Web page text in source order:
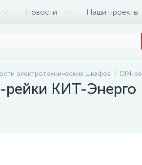
Новости Наши проекты
электротехнических шкафов DIN-
рейки КИТ-Энерго